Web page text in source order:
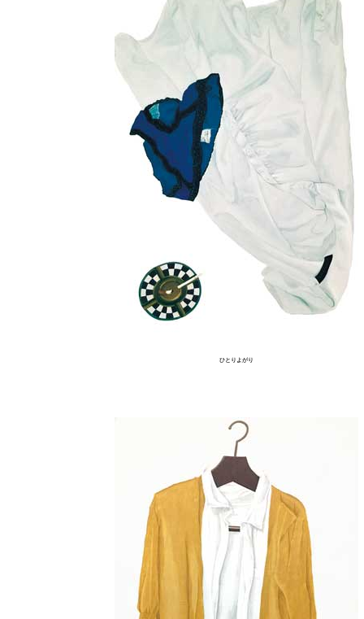
ひとりよがり